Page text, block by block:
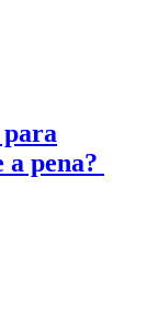
pena?